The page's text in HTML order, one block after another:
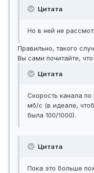
Цитата
Но в ней не
Правильно, такого
Вы сами почитайте,
Цитата
Скорость канала
мб/с (в идеале,
была 100/1000).
Цитата
Пока это больше